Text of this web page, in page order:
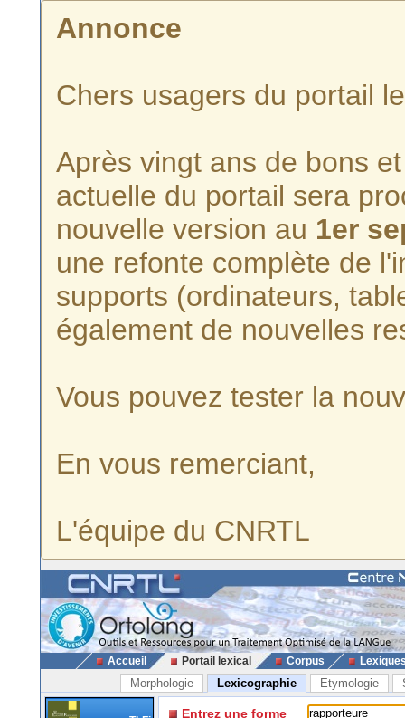
Annonce
Chers usagers du portail
Après vingt ans de bons
actuelle du portail sera
nouvelle version au 1er
une refonte complète de
supports (ordinateurs,
également de nouvelles
Vous pouvez tester la
En vous remerciant,
L'équipe du CNRTL
Accueil Portail lexical Corpus
Morphologie Lexicographie Etymologie
Entrez une forme